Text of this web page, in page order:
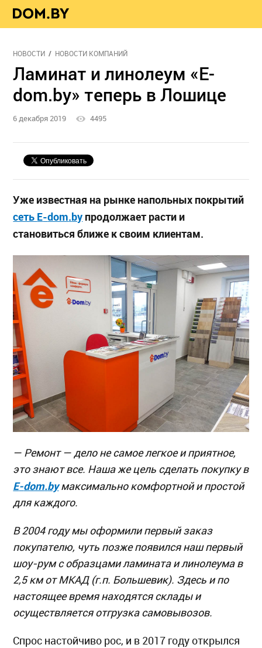
НОВОСТИ НОВОСТИ КОМПАНИЙ
Ламинат и линолеум «E-
dom.by» теперь в Лошице
6 декабря 2019 4495
Уже известная на рынке напольных покрытий
сеть E-dom.by продолжает расти и
становиться ближе к своим клиентам.
— Ремонт — дело не самое легкое и приятное,
это знают все. Наша же цель сделать покупку в
E-dom.byмаксимально комфортной и простой
для каждого.
В 2004 году мы оформили первый заказ
покупателю, чуть позже появился наш первый
шоу-рум с образцами ламината и линолеума в
2,5 км от МКАД (г.п. Большевик). Здесь и по
настоящее время находятся склады и
осуществляется отгрузка самовывозов.
Спрос настойчиво рос, и в 2017 году открылся